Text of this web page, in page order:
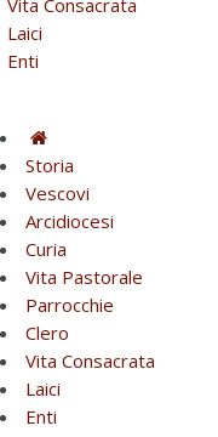
Vita Consacrata
Laici
Enti
Storia
Vescovi
Arcidiocesi
Curia
Vita Pastorale
Parrocchie
Clero
Vita Consacrata
Laici
Enti